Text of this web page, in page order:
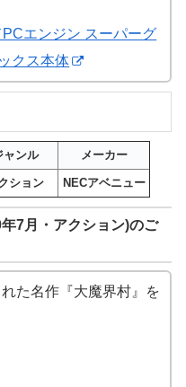
エンジン スーパーグ
クス本体
ャンル メーカー
ション NECアベニュー
7月・アクション)のご
た名作『大魔界村』を